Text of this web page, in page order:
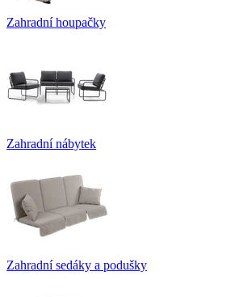
Zahradní houpačky
Zahradní nábytek
Zahradní sedáky a podušky